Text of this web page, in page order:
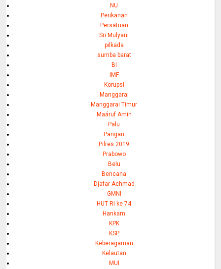
NU
Perikanan
Persatuan
Sri Mulyani
pilkada
sumba barat
BI
IMF
Korupsi
Manggarai
Manggarai Timur
Maáruf Amin
Palu
Pangan
Pilres 2019
Prabowo
Belu
Bencana
Djafar Achmad
GMNI
HUT RI ke 74
Hankam
KPK
KSP
Keberagaman
Kelautan
MUI